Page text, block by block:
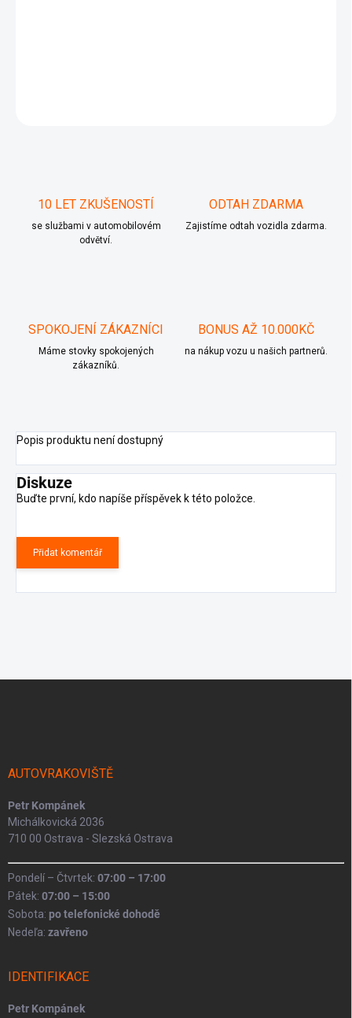
10 LET ZKUŠENOSTÍ
se službami v automobilovém
odvětví.
ODTAH ZDARMA
Zajistíme odtah vozidla zdarma.
SPOKOJENÍ ZÁKAZNÍCI
Máme stovky spokojených
zákazníků.
BONUS AŽ 10.000KČ
na nákup vozu u našich partnerů.
Popis produktu není dostupný
Diskuze
Buďte první, kdo napíše příspěvek k této položce.
Přidat komentář
AUTOVRAKOVIŠTĚ
Petr Kompánek
Michálkovická 2036
710 00 Ostrava - Slezská Ostrava
Pondelí – Čtvrtek: 07:00 – 17:00
Pátek: 07:00 – 15:00
Sobota: po telefonické dohodě
Nedeľa: zavřeno
IDENTIFIKACE
Petr Kompánek